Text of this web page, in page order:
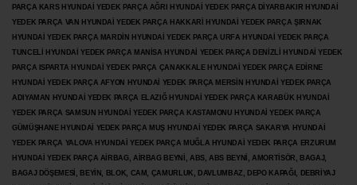
PARÇA KARS HYUNDAİ YEDEK PARÇA AĞRI HYUNDAİ YEDEK PARÇA DİYARBAKIR HYUNDAİ
YEDEK PARÇA VAN HYUNDAİ YEDEK PARÇA HAKKARİ HYUNDAİ YEDEK PARÇA ŞIRNAK
HYUNDAİ YEDEK PARÇA MARDİN HYUNDAİ YEDEK PARÇA URFA HYUNDAİ YEDEK PARÇA
TUNCELİ HYUNDAİ YEDEK PARÇA MANİSA HYUNDAİ YEDEK PARÇA DENİZLİ HYUNDAİ YEDEK
PARÇA ISPARTA HYUNDAİ YEDEK PARÇA ÇANAKKALE HYUNDAİ YEDEK PARÇA EDİRNE
HYUNDAİ YEDEK PARÇA AFYON HYUNDAİ YEDEK PARÇA MERSİN HYUNDAİ YEDEK PARÇA
ADIYAMAN HYUNDAİ YEDEK PARÇA ELAZIĞ HYUNDAİ YEDEK PARÇA KARABÜK HYUNDAİ
YEDEK PARÇA SAMSUN HYUNDAİ YEDEK PARÇA KASTAMONU HYUNDAİ YEDEK PARÇA
GÜMÜŞHANE HYUNDAİ YEDEK PARÇA MUŞ HYUNDAİ YEDEK PARÇA SAKARYA HYUNDAİ
YEDEK PARÇA YALOVA HYUNDAİ YEDEK PARÇA MUĞLA HYUNDAİ YEDEK PARÇA ERZURUM
HYUNDAİ YEDEK PARÇA AİRBAG, AİRBAG BEYNİ, ABS, ABS BEYNİ, AMORTİSÖR, BAGAJ,
BAGAJ DÖŞEMESİ, BEYİN, BLOK, CAM, ÇAMURLUK, DAVLUMBAZ, DEPO KAPAĞI, DEBRİYAJ